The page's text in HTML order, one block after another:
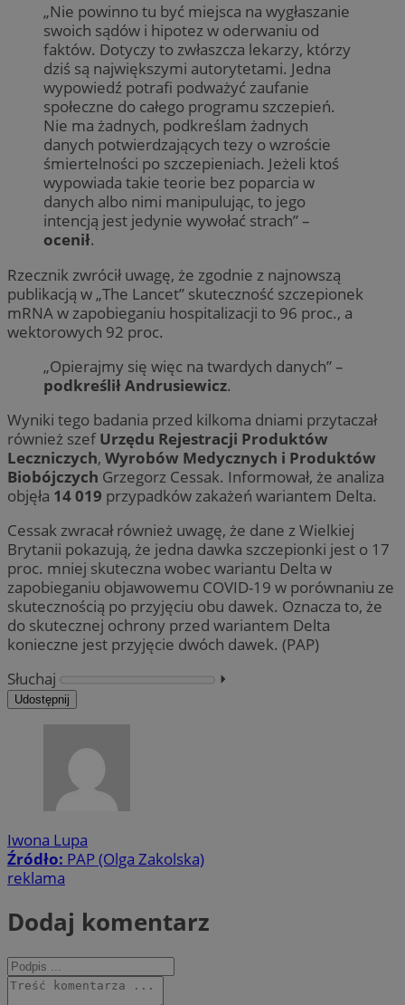
„Nie powinno tu być miejsca na wygłaszanie
swoich sądów i hipotez w oderwaniu od
faktów. Dotyczy to zwłaszcza lekarzy, którzy
dziś są największymi autorytetami. Jedna
wypowiedź potrafi podważyć zaufanie
społeczne do całego programu szczepień.
Nie ma żadnych, podkreślam żadnych
danych potwierdzających tezy o wzroście
śmiertelności po szczepieniach. Jeżeli ktoś
wypowiada takie teorie bez poparcia w
danych albo nimi manipulując, to jego
intencją jest jedynie wywołać strach” –
ocenił.
Rzecznik zwrócił uwagę, że zgodnie z najnowszą
publikacją w „The Lancet” skuteczność szczepionek
mRNA w zapobieganiu hospitalizacji to 96 proc., a
wektorowych 92 proc.
„Opierajmy się więc na twardych danych” –
podkreślił Andrusiewicz.
Wyniki tego badania przed kilkoma dniami przytaczał
również szefUrzędu Rejestracji Produktów
Leczniczych, Wyrobów Medycznych i Produktów
Biobójczych Grzegorz Cessak. Informował, że analiza
objęła 14 019 przypadków zakażeń wariantem Delta.
Cessak zwracał również uwagę, że dane z Wielkiej
Brytanii pokazują, że jedna dawka szczepionki jest o 17
proc. mniej skuteczna wobec wariantu Delta w
zapobieganiu objawowemu COVID-19 w porównaniu ze
skutecznością po przyjęciu obu dawek. Oznacza to, że
do skutecznej ochrony przed wariantem Delta
konieczne jest przyjęcie dwóch dawek. (PAP)
Słuchaj
⏵︎
Udostępnij
Iwona Lupa
Źródło: PAP (Olga Zakolska)
reklama
Dodaj komentarz